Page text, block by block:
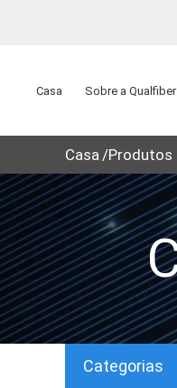
Casa Sobre a Qualfiber
Casa Produtos
Categorias